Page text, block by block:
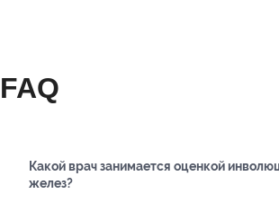
FAQ
Какой врач занимается оценкой
желез?